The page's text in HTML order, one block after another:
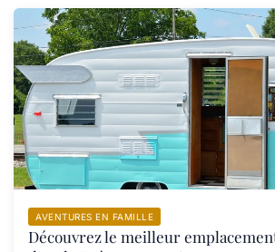
AVENTURES EN FAMILLE
Découvrez le meilleur